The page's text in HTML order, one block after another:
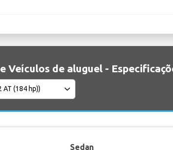
Veículos de aluguel -
Sedan